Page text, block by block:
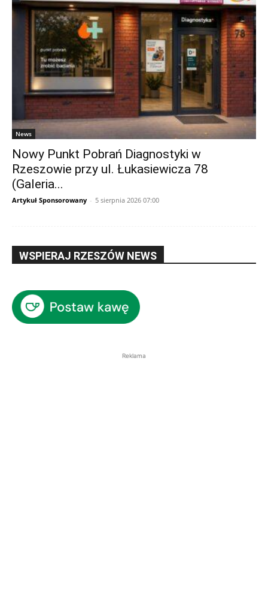
News
Nowy Punkt Pobrań Diagnostyki w
Rzeszowie przy ul. Łukasiewicza 78
(Galeria...
Artykuł Sponsorowany - 5 sierpnia 2026 07:00
WSPIERAJ RZESZÓW NEWS
Reklama